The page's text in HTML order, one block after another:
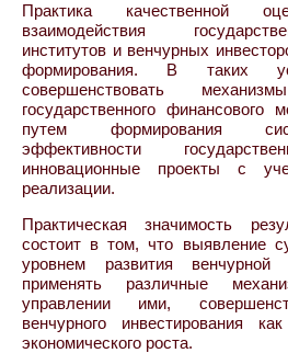
Практика качественной
взаимодействия
институтов и венчурных
формирования. В таких
совершенствовать
государственного финансового
путем формирования
эффективности
инновационные проекты с
реализации.
Практическая значимость
состоит в том, что выявление
уровнем развития венчурной
применять различные
управлении ими,
венчурного инвестирования
экономического роста.